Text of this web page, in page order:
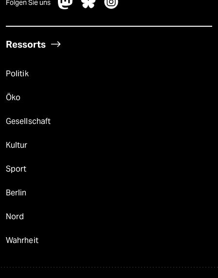
Folgen Sie uns
Ressorts
Politik
Öko
Gesellschaft
Kultur
Sport
Berlin
Nord
Wahrheit